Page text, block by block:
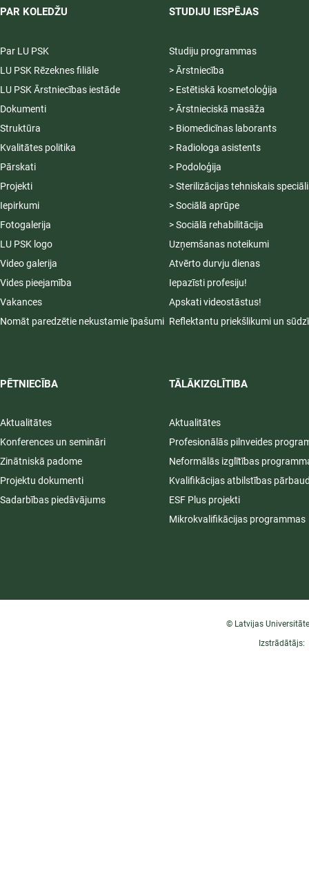
PAR KOLEDŽU
Par LU PSK
LU PSK Rēzeknes filiāle
LU PSK Ārstniecības iestāde
Dokumenti
Struktūra
Kvalitātes politika
Pārskati
Projekti
Iepirkumi
Fotogalerija
LU PSK logo
Video galerija
Vides pieejamība
Vakances
Nomāt paredzētie nekustamie īpašumi
PĒTNIECĪBA
Aktualitātes
Konferences un semināri
Zinātniskā padome
Projektu dokumenti
Sadarbības piedāvājums
STUDIJU IESPĒJAS
Studiju programmas
> Ārstniecība
> Estētiskā kosmetoloģija
> Ārstnieciskā masāža
> Biomedicīnas laborants
> Radiologa asistents
> Podoloģija
> Sterilizācijas tehniskais
> Sociālā aprūpe
> Sociālā rehabilitācija
Uzņemšanas noteikumi
Atvērto durvju dienas
Iepazīsti profesiju!
Apskati videostāstus!
Reflektantu priekšlikumi un
TĀLĀKIZGLĪTIBA
Aktualitātes
Profesionālās pilnveides
Neformālās izglītības
Kvalifikācijas atbilstības
ESF Plus projekti
Mikrokvalifikācijas programmas
© Latvijas
Izstrādātājs: